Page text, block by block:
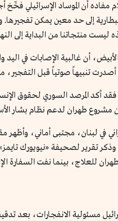
إلى حد معين يمكن تفجيرها.
منتجاتنا من البداية إلى
أن غالبية الإصابات في
أصدرت تنبيهاً صوتياً قبل
طهران لدعم نظام بشار
في لبنان، مجتبى أماني،
وذكر تقرير لصحيفة «نيويورك
للعلاج، بينما نفت السفارة
مسئولية الانفجارات، بعد